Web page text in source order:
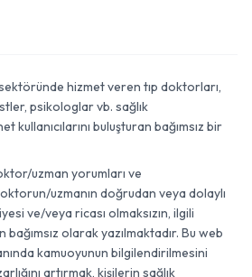
hizmet veren tıp doktorları,
psikologlar vb. sağlık
buluşturan bağımsız bir
uzman yorumları ve
uzmanın doğrudan veya dolaylı
ve/veya ricası olmaksızın, ilgili
olarak yazılmaktadır. Bu web
kamuoyunun bilgilendirilmesini
artırmak, kişilerin sağlık